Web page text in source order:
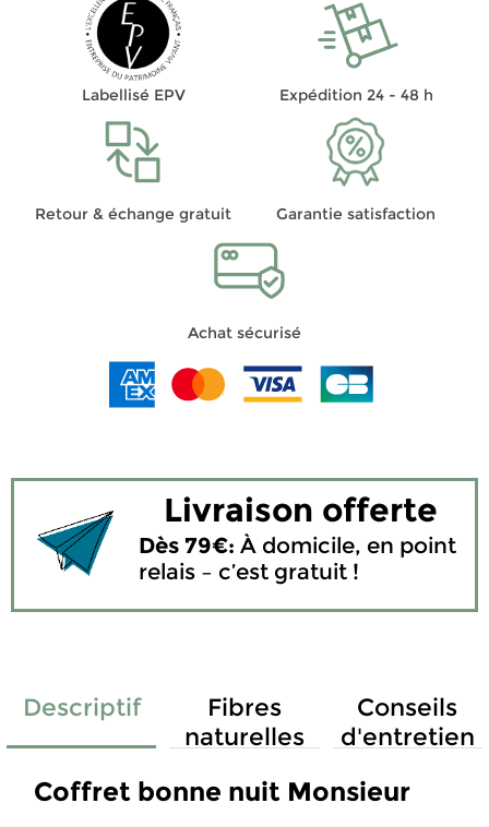
Labellisé EPV Expédition 24 - 48 h
Retour & échange gratuit Garantie satisfaction
Achat sécurisé
Livraison offerte
Dès 79€: À domicile, en point
relais – c’est gratuit !
Descriptif
Coffret bonne nuit Monsieur
Fibres
naturelles
Conseils
d'entretien